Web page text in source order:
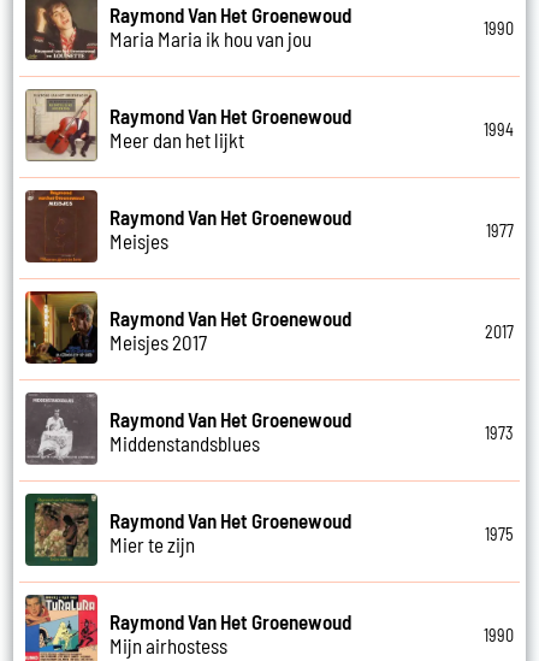
Raymond Van Het Groenewoud
Maria Maria ik hou van jou
1990
Raymond Van Het Groenewoud
Meer dan het lijkt
1994
Raymond Van Het Groenewoud
Meisjes
1977
Raymond Van Het Groenewoud
Meisjes 2017
2017
Raymond Van Het Groenewoud
Middenstandsblues
1973
Raymond Van Het Groenewoud
Mier te zijn
1975
Raymond Van Het Groenewoud
Mijn airhostess
1990